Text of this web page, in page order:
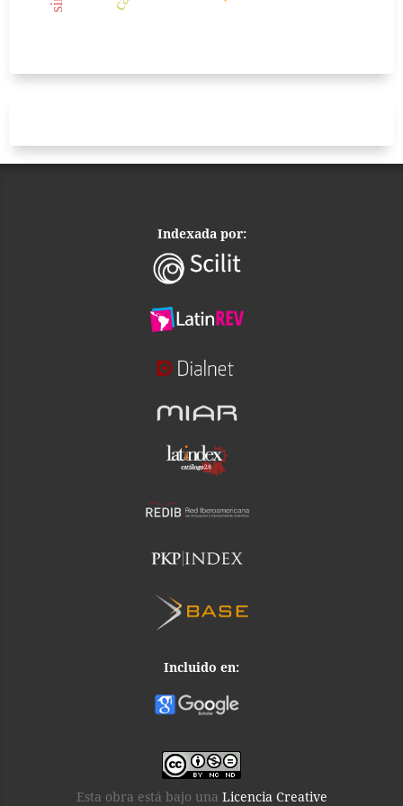
Indexada por:
Incluido en:
Esta obra está bajo una Licencia Creative